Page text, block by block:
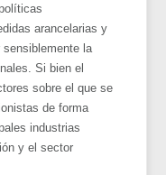
arancelarias y
sensiblemente la
Si bien el
sobre el que se
de forma
industrias
y el sector